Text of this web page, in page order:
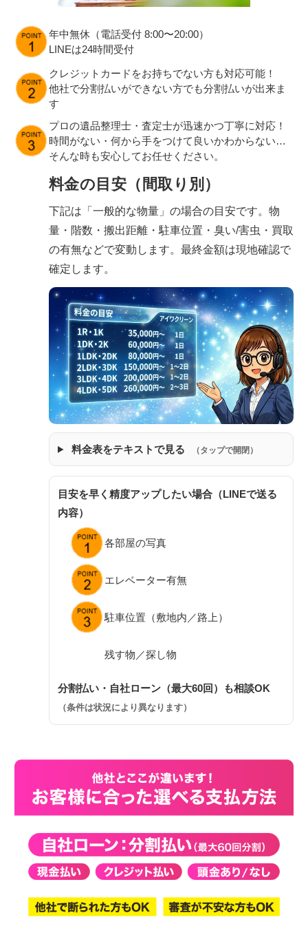
年中無休（電話受付 8:00〜20:00）
LINEは24時間受付
クレジットカードをお持ちでない方も対応可能！
他社で分割払いができない方でも分割払いが出来ま
す
プロの遺品整理士・査定士が迅速かつ丁寧に対応！
時間がない・何から手をつけて良いかわからない…
そんな時も安心してお任せください。
料金の目安（間取り別）
下記は「一般的な物量」の場合の目安です。物
量・階数・搬出距離・駐車位置・臭い/害虫・買取
の有無などで変動します。最終金額は現地確認で
確定します。
料金表をテキストで見る （タップで開閉）
目安を早く精度アップしたい場合（LINEで送る
内容）
各部屋の写真
エレベーター有無
駐車位置（敷地内／路上）
残す物／探し物
分割払い・自社ローン（最大60回）も相談OK
（条件は状況により異なります）